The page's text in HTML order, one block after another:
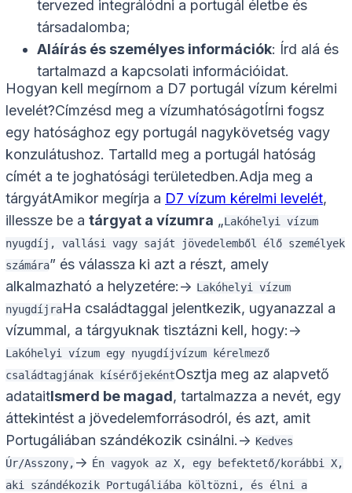
tervezed integrálódni a portugál életbe és
társadalomba;
Aláírás és személyes információk: Írd alá és
tartalmazd a kapcsolati információidat.
Hogyan kell megírnom a D7 portugál vízum kérelmi
levelét?Címzésd meg a vízumhatóságotÍrni fogsz
egy hatósághoz egy portugál nagykövetség vagy
konzulátushoz. Tartalld meg a portugál hatóság
címét a te joghatósági területedben.Adja meg a
tárgyátAmikor megírja a D7 vízum kérelmi levelét,
illessze be a tárgyat a vízumra „Lakóhelyi vízum
nyugdíj, vallási vagy saját jövedelemből élő személyek
számára” és válassza ki azt a részt, amely
alkalmazható a helyzetére:-> Lakóhelyi vízum
nyugdíjraHa családtaggal jelentkezik, ugyanazzal a
vízummal, a tárgyuknak tisztázni kell, hogy:->
Lakóhelyi vízum egy nyugdíjvízum kérelmező
családtagjának kísérőjekéntOsztja meg az alapvető
adataitIsmerd be magad, tartalmazza a nevét, egy
áttekintést a jövedelemforrásodról, és azt, amit
Portugáliában szándékozik csinálni.-> Kedves
Úr/Asszony, -> Én vagyok az X, egy befektető/korábbi X,
aki szándékozik Portugáliába költözni, és élni a